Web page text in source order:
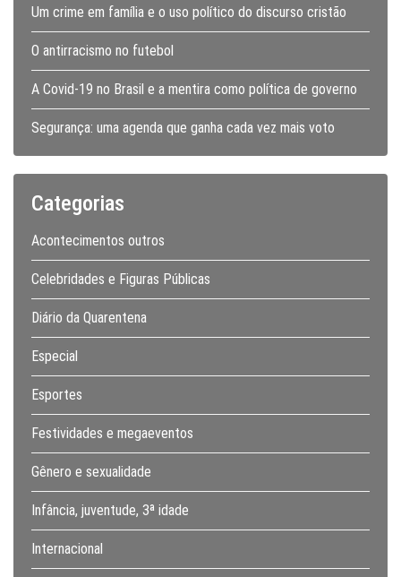
Um crime em família e o uso político do discurso cristão
O antirracismo no futebol
A Covid-19 no Brasil e a mentira como política de governo
Segurança: uma agenda que ganha cada vez mais voto
Categorias
Acontecimentos outros
Celebridades e Figuras Públicas
Diário da Quarentena
Especial
Esportes
Festividades e megaeventos
Gênero e sexualidade
Infância, juventude, 3ª idade
Internacional